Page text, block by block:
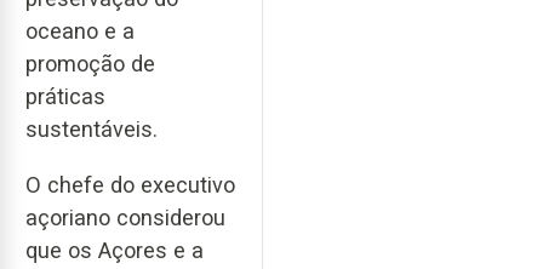
oceano e a
promoção de
práticas
sustentáveis.
O chefe do executivo
açoriano considerou
que os Açores e a